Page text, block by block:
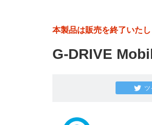
本製品は販売を終了いた
G-DRIVE
ツ